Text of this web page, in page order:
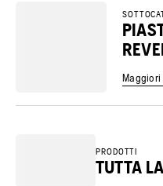
PRODOTTI
TUTTA